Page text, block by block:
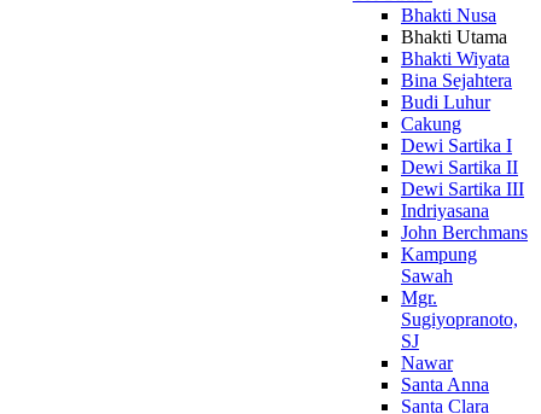
Bhakti Nusa
Bhakti Utama
Bhakti Wiyata
Bina Sejahtera
Budi Luhur
Cakung
Dewi Sartika I
Dewi Sartika II
Dewi Sartika III
Indriyasana
John Berchmans
Kampung
Sawah
Mgr.
Sugiyopranoto,
SJ
Nawar
Santa Anna
Santa Clara